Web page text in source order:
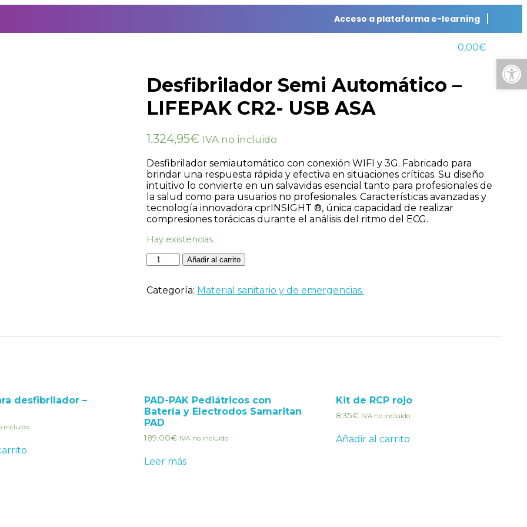
Acceso a plataforma e-learning
0,00€
Desfibrilador Semi Automático –
LIFEPAK CR2- USB ASA
1.324,95€ IVA no incluido
Desfibrilador semiautomático con conexión WIFI y 3G. Fabricado para
brindar una respuesta rápida y efectiva en situaciones críticas. Su diseño
intuitivo lo convierte en un salvavidas esencial tanto para profesionales de
la salud como para usuarios no profesionales. Características avanzadas y
tecnología innovadora cprINSIGHT ®, única capacidad de realizar
compresiones torácicas durante el análisis del ritmo del ECG.
Hay existencias
Añadir al carrito
Categoría: Material sanitario y de emergencias.
desfibrilador –
incluido
PAD-PAK Pediátricos con
Batería y Electrodos Samaritan
PAD
189,00€ IVA no incluido
Leer más
Kit de RCP rojo
8,35€ IVA no incluido
Añadir al carrito